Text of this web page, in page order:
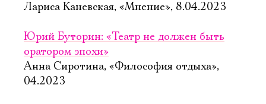
Лариса Каневская, «Мнение», 8.04.2023
Юрий Буторин: «Театр не должен быть
оратором эпохи»
Анна Сиротина, «Философия отдыха»,
04.2023